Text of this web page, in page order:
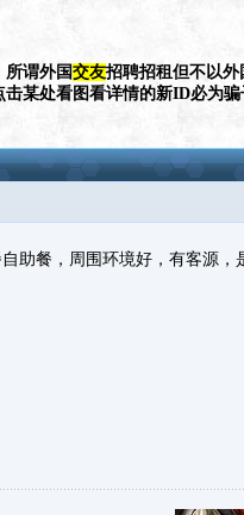
所谓外国交友招聘招租但不以
某处看图看详情的新ID必为
助餐，周围环境好，有客源，